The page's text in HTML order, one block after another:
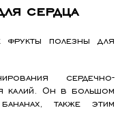
сердца
фрукты полезны для
сердечно-
калий. Он в большом
также этим